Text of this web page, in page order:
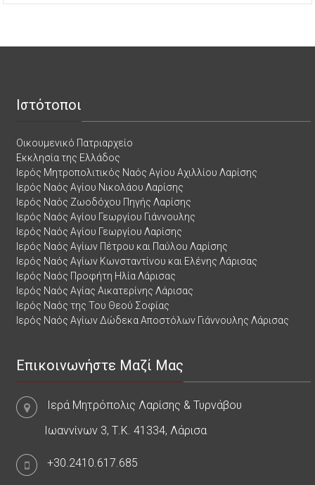
Ιστότοποι
Οικουμενικό Πατριαρχείο
Εκκλησία της Ελλάδος
Ιερός Μητροπολιτικός Ναός Αγίου Αχιλλίου Λαρίσης
Ιερός Ναός Αγίου Νικολάου Λαρίσης
Ιερός Ναός Ζωοδόχου Πηγής Λαρίσης
Ιερός Ναός Αγίου Γεωργίου Γιάννουλης
Ιερός Ναός Αγίου Γεωργίου Λαρίσης
Ιερός Ναός Αγίων Πέτρου και Παύλου Λαρίσης
Ιερός Ναός Αγίων Κωνσταντίνου και Ελένης Λάρισας
Ιερός Ναός Προφήτη Ηλία Λάρισας
Ιερός Ναός Αγίας Αικατερίνης Λάρισας
Ιερός Ναός της Του Θεού Σοφίας
Ιερός Ναός Αγίων Δώδεκα Αποστόλων Γιάννουλης Λάρισας
Επικοινωνήστε Μαζί Μας
Ιερά Μητρόπολις Λαρίσης & Τυρνάβου
Ιωαννίνων 3, Τ.Κ. 41334, Λάρισα
+30.2410.617.685